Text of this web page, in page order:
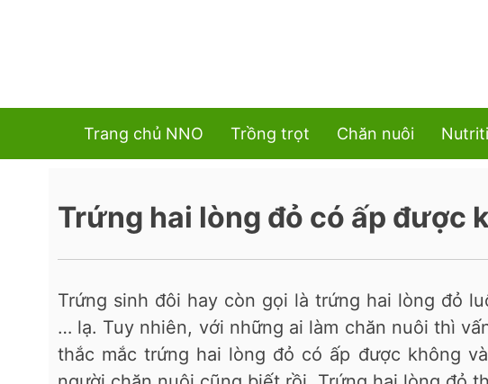
Trang chủ NNO Trồng trọt Chăn nuôi
Trứng hai lòng đỏ có ấp được
Trứng sinh đôi hay còn gọi là trứng hai lòng đỏ
… lạ. Tuy nhiên, với những ai làm chăn nuôi thì
thắc mắc trứng hai lòng đỏ có ấp được không